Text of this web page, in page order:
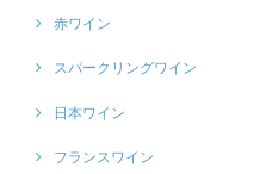
赤ワイン
スパークリングワイン
日本ワイン
フランスワイン